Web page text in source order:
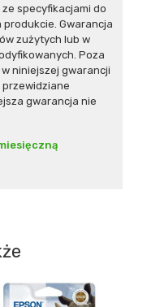
specyfikacjami do
Gwarancja
zużytych lub w
Poza
niniejszej gwarancji
gwarancja nie